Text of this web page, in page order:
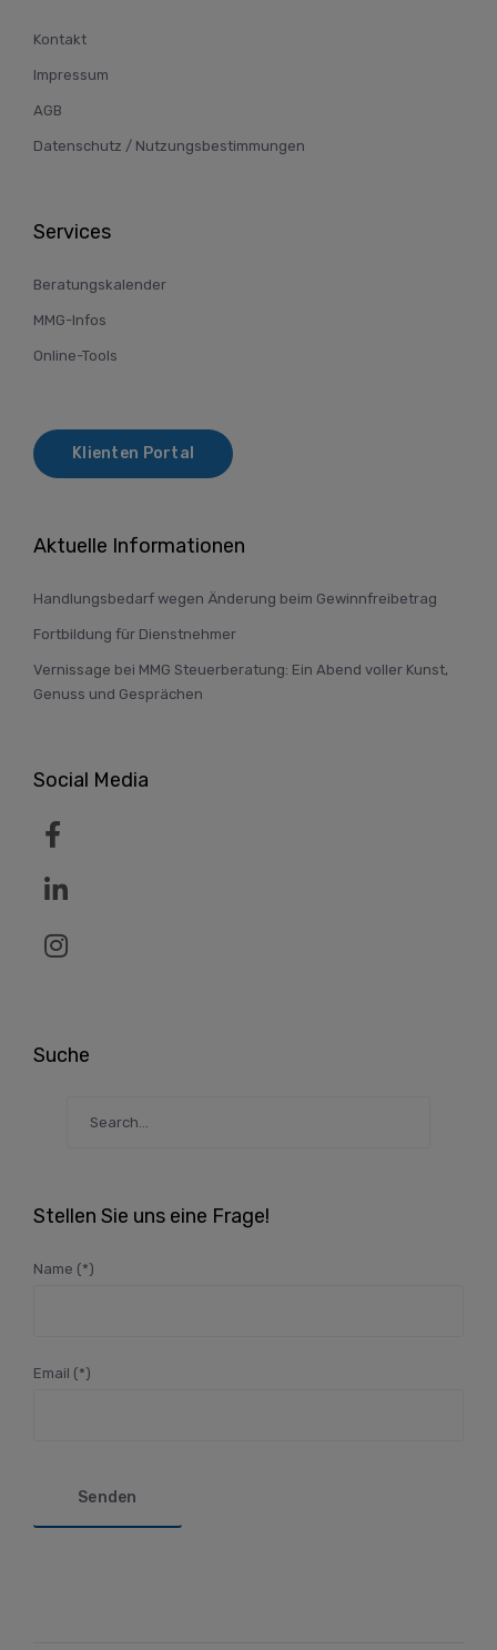
Kontakt
Impressum
AGB
Datenschutz / Nutzungsbestimmungen
Services
Beratungskalender
MMG-Infos
Online-Tools
Klienten Portal
Aktuelle Informationen
Handlungsbedarf wegen Änderung beim Gewinnfreibetrag
Fortbildung für Dienstnehmer
Vernissage bei MMG Steuerberatung: Ein Abend voller Kunst,
Genuss und Gesprächen
Social Media
Suche
Stellen Sie uns eine Frage!
Name (*)
Email (*)
Bitte lasse dieses Feld leer.